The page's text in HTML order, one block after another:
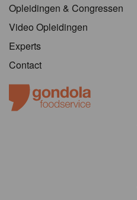
Opleidingen & Congressen
Video Opleidingen
Experts
Contact